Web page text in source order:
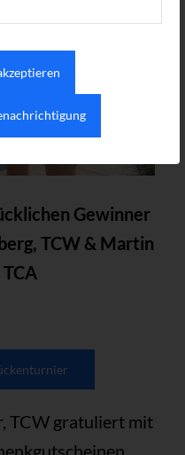
Gewinner
TCW & Martin
TCW gratuliert mit